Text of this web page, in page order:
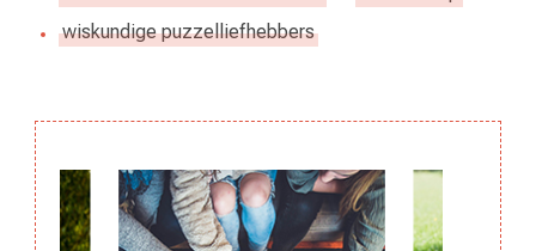
wiskundige puzzelliefhebbers
Berichtnavigatie